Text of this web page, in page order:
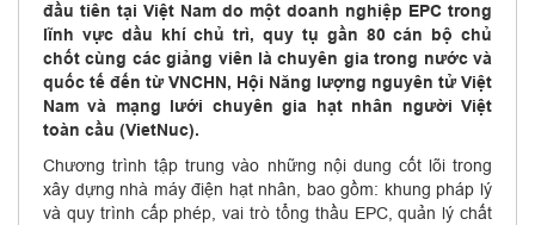
đầu tiên tại Việt Nam do một doanh nghiệp EPC trong
lĩnh vực dầu khí chủ trì, quy tụ gần 80 cán bộ chủ
chốt cùng các giảng viên là chuyên gia trong nước và
quốc tế đến từ VNCHN, Hội Năng lượng nguyên tử Việt
Nam và mạng lưới chuyên gia hạt nhân người Việt
toàn cầu (VietNuc).
Chương trình tập trung vào những nội dung cốt lõi trong
xây dựng nhà máy điện hạt nhân, bao gồm: khung pháp lý
và quy trình cấp phép, vai trò tổng thầu EPC, quản lý chất